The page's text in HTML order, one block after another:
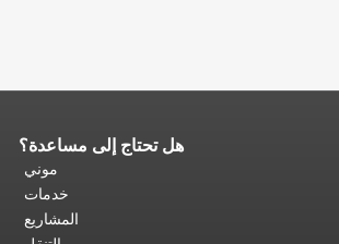
هل تحتاج إلى مساعدة؟
موني
خدمات
المشاريع